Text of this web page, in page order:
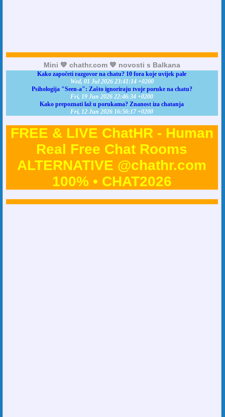
Mini 💙 chathr.com 💙 novosti s Balkana
Kako započeti razgovor na chatu? 10 fora koje uvijek pale
Wed, 01 Jul 2026 23:41:14 +0200
Psihologija "Seen-a": Zašto ignoriraju tvoje poruke na chatu?
Fri, 19 Jun 2026 22:46:34 +0200
Kako prepoznati laž u porukama? Znanost iza chatanja
Fri, 12 Jun 2026 16:56:17 +0200
FREE & LIVE ChatHR - Human
Real Free Chat Rooms
ALTERNATIVE @chathr.com
100% • CHAT2026